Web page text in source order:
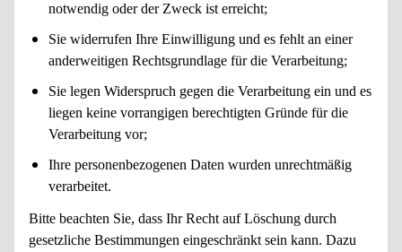
notwendig oder der Zweck ist erreicht;
Sie widerrufen Ihre Einwilligung und es fehlt an einer
anderweitigen Rechtsgrundlage für die Verarbeitung;
Sie legen Widerspruch gegen die Verarbeitung ein und es
liegen keine vorrangigen berechtigten Gründe für die
Verarbeitung vor;
Ihre personenbezogenen Daten wurden unrechtmäßig
verarbeitet.
Bitte beachten Sie, dass Ihr Recht auf Löschung durch
gesetzliche Bestimmungen eingeschränkt sein kann. Dazu